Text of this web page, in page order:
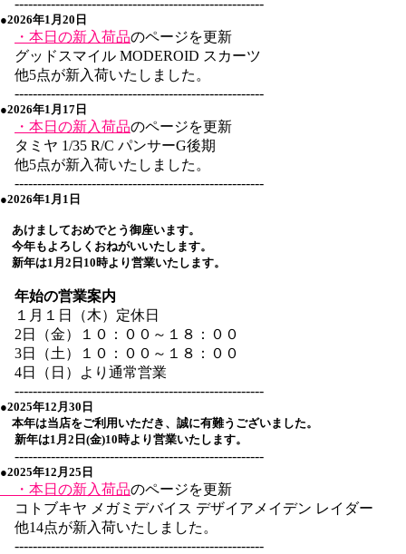
-------------------------------------------------------
●2026年1月20日
・本日の新入荷品のページを更新
グッドスマイル MODEROID スカーツ
他5点が新入荷いたしました。
-------------------------------------------------------
●2026年1月17日
・本日の新入荷品のページを更新
タミヤ 1/35 R/C パンサーG後期
他5点が新入荷いたしました。
-------------------------------------------------------
●2026年1月1日
あけましておめでとう御座います。
今年もよろしくおねがいいたします。
新年は1月2日10時より営業いたします。
年始の営業案内
１月１日（木）定休日
2日（金）１０：００～１８：００
3日（土）１０：００～１８：００
4日（日）より通常営業
-------------------------------------------------------
●2025年12月30日
本年は当店をご利用いただき、誠に有難うございました。
新年は1月2日(金)10時より営業いたします。
-------------------------------------------------------
●2025年12月25日
・本日の新入荷品のページを更新
コトブキヤ メガミデバイス デザイアメイデン レイダー
他14点が新入荷いたしました。
-------------------------------------------------------